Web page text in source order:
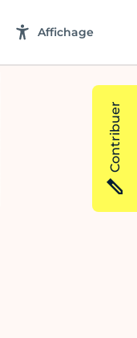
Affichage
Contribuer